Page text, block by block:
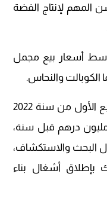
المهم لإنتاج الفضة
أسعار بيع مجمل
الكوبالت والنحاس.
وأفاد البلاغ أن الاستثمارات خلال الربع الأول من سنة 2022
385 مليون درهم مقابل 547 مليون درهم قبل سنة،
البحث والاستكشاف،
أشغال بناء